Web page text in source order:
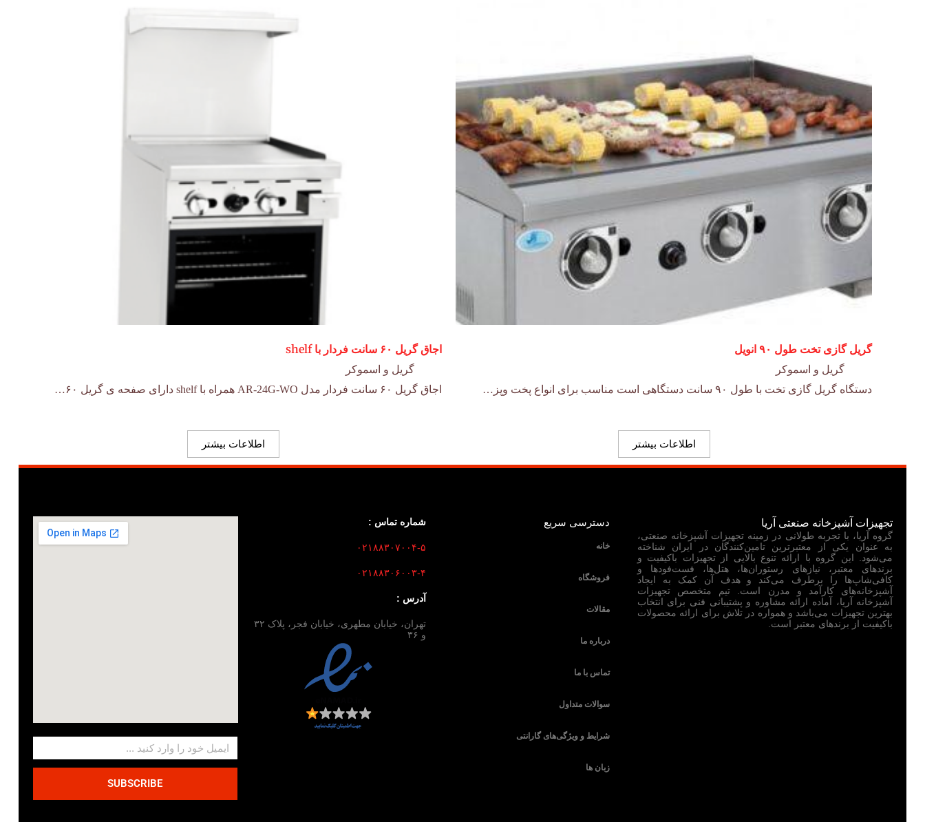
گریل گازی تخت طول ۹۰ انویل
گریل و اسموکر
دستگاه گریل گازی تخت با طول ۹۰ سانت دستگاهی است مناسب برای انواع پخت وپز…
اطلاعات بیشتر
اجاق گریل ۶۰ سانت فردار با shelf
گریل و اسموکر
اجاق گریل ۶۰ سانت فردار مدل AR-24G-WO همراه با shelf دارای صفحه ی گریل ۶۰…
اطلاعات بیشتر
تجهیزات آشپزخانه صنعتی آریا
گروه آریا، با تجربه طولانی در زمینه تجهیزات آشپزخانه صنعتی،
به عنوان یکی از معتبرترین تامین‌کنندگان در ایران شناخته
می‌شود. این گروه با ارائه تنوع بالایی از تجهیزات باکیفیت و
برندهای معتبر، نیازهای رستوران‌ها، هتل‌ها، فست‌فودها و
کافی‌شاپ‌ها را برطرف می‌کند و هدف آن کمک به ایجاد
آشپزخانه‌های کارآمد و مدرن است. تیم متخصص تجهیزات
آشپزخانه آریا، آماده ارائه مشاوره و پشتیبانی فنی برای انتخاب
بهترین تجهیزات می‌باشد و همواره در تلاش برای ارائه محصولات
باکیفیت از برندهای معتبر است.
دسترسی سریع
خانه
فروشگاه
مقالات
درباره ما
تماس با ما
سوالات متداول
شرایط و ویژگی‌های گارانتی
زبان ها
شماره تماس :
۰۲۱۸۸۳۰۷۰۰۴-۵
۰۲۱۸۸۳۰۶۰۰۳-۴
آدرس :
تهران، خیابان مطهری، خیابان فجر، پلاک ۳۲
و ۳۶
SUBSCRIBE